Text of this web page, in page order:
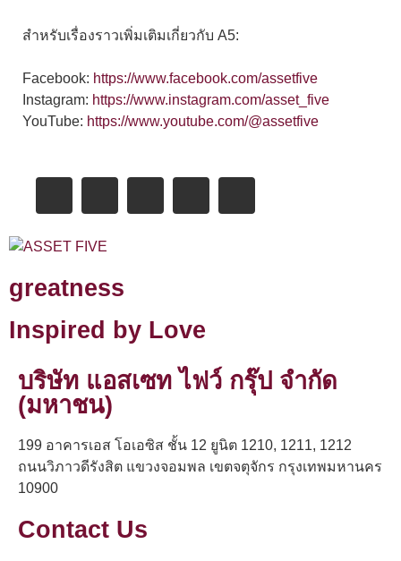
สำหรับเรื่องราวเพิ่มเติมเกี่ยวกับ A5:
Facebook: https://www.facebook.com/assetfive
Instagram: https://www.instagram.com/asset_five
YouTube: https://www.youtube.com/@assetfive
greatness
Inspired by Love
บริษัท แอสเซท ไฟว์ กรุ๊ป จำกัด
(มหาชน)
199 อาคารเอส โอเอซิส ชั้น 12 ยูนิต 1210, 1211, 1212
ถนนวิภาวดีรังสิต แขวงจอมพล เขตจตุจักร กรุงเทพมหานคร
10900
Contact Us